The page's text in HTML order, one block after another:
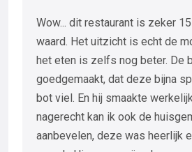
Wow... dit restaurant is zeker
waard. Het uitzicht is echt de
het eten is zelfs nog beter. De
goedgemaakt, dat deze bijna
bot viel. En hij smaakte
nagerecht kan ik ook de
aanbevelen, deze was heerlijk